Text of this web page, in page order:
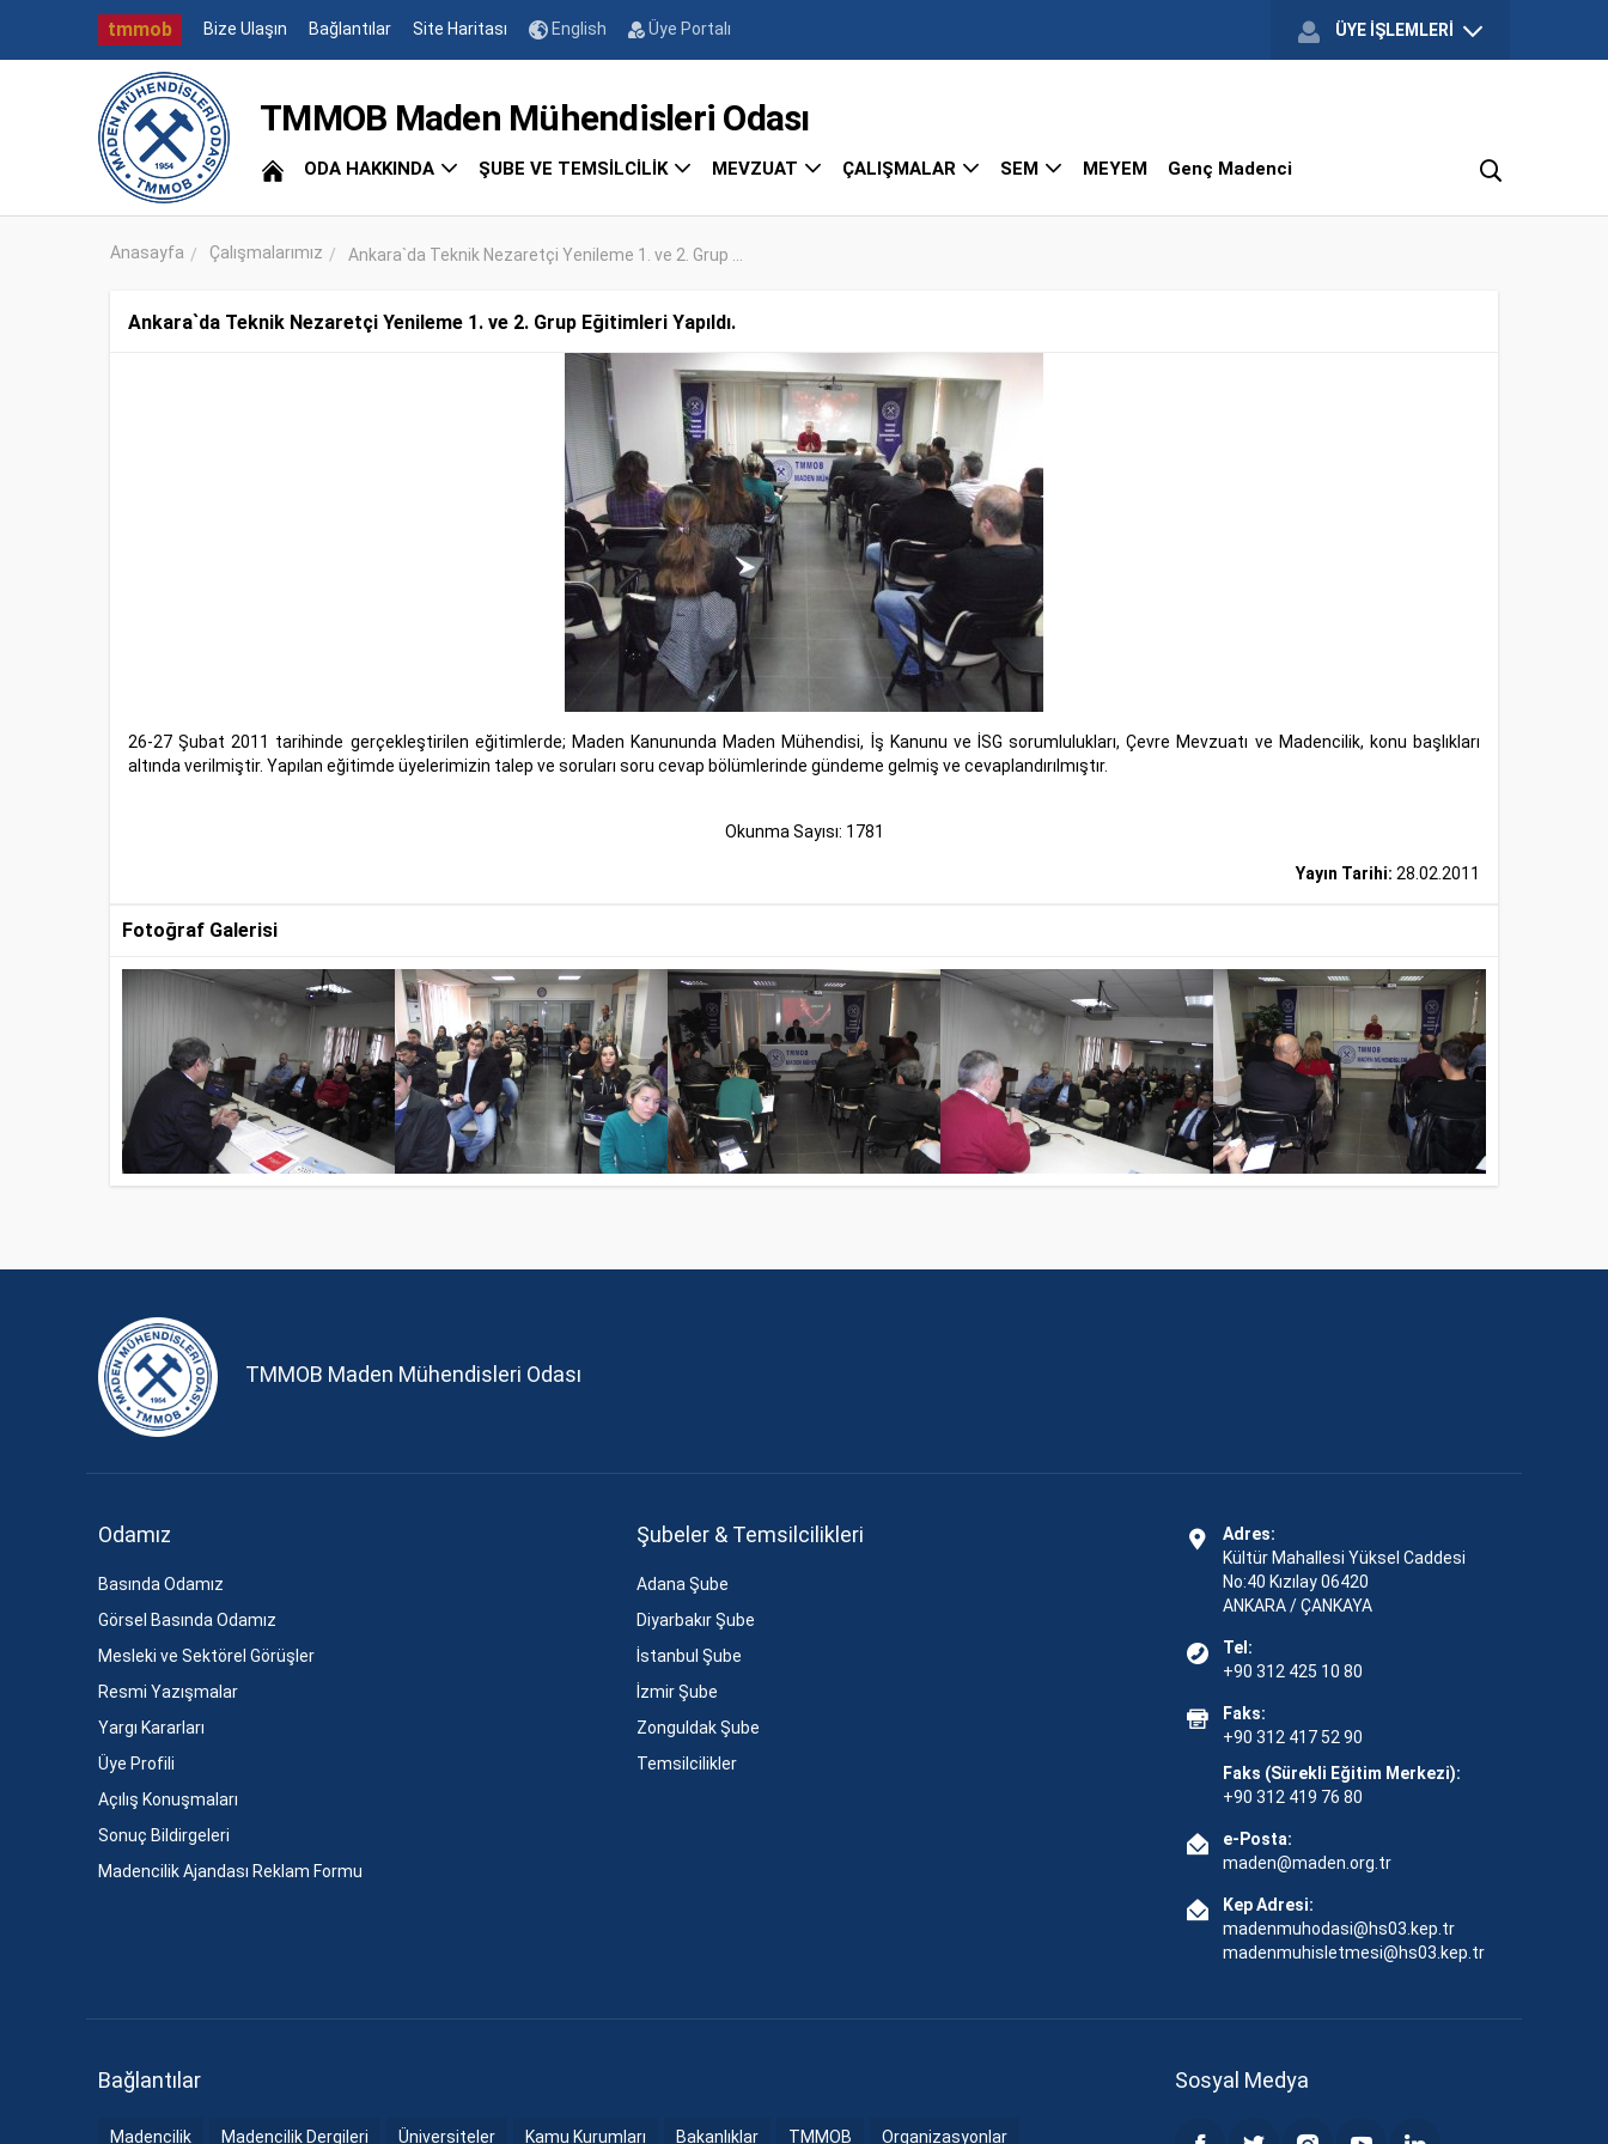
tmmob Bize Ulaşın Bağlantılar Site Haritası English Üye Portalı ÜYE İŞLEMLERİ
TMMOB Maden Mühendisleri Odası
ODA HAKKINDA ŞUBE VE TEMSİLCİLİK MEVZUAT ÇALIŞMALAR SEM MEYEM Genç Madenci
Anasayfa Çalışmalarımız Ankara`da Teknik Nezaretçi Yenileme 1. ve 2. Grup ...
Ankara`da Teknik Nezaretçi Yenileme 1. ve 2. Grup Eğitimleri Yapıldı.
26-27 Şubat 2011 tarihinde gerçekleştirilen eğitimlerde; Maden Kanununda Maden Mühendisi, İş Kanunu ve İSG sorumlulukları, Çevre Mevzuatı ve Madencilik, konu başlıkları
altında verilmiştir. Yapılan eğitimde üyelerimizin talep ve soruları soru cevap bölümlerinde gündeme gelmiş ve cevaplandırılmıştır.
Okunma Sayısı: 1781
Yayın Tarihi: 28.02.2011
Fotoğraf Galerisi
TMMOB Maden Mühendisleri Odası
Odamız
Basında Odamız
Görsel Basında Odamız
Mesleki ve Sektörel Görüşler
Resmi Yazışmalar
Yargı Kararları
Üye Profili
Açılış Konuşmaları
Sonuç Bildirgeleri
Madencilik Ajandası Reklam Formu
Şubeler & Temsilcilikleri
Adana Şube
Diyarbakır Şube
İstanbul Şube
İzmir Şube
Zonguldak Şube
Temsilcilikler
Adres:
Kültür Mahallesi Yüksel Caddesi
No:40 Kızılay 06420
ANKARA / ÇANKAYA
Tel:
+90 312 425 10 80
Faks:
+90 312 417 52 90
Faks (Sürekli Eğitim Merkezi):
+90 312 419 76 80
e-Posta:
maden@maden.org.tr
Kep Adresi:
madenmuhodasi@hs03.kep.tr
madenmuhisletmesi@hs03.kep.tr
Bağlantılar
Madencilik Madencilik Dergileri Üniversiteler Kamu Kurumları Bakanlıklar TMMOB Organizasyonlar
Sosyal Medya